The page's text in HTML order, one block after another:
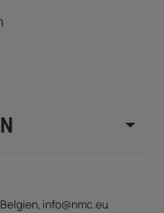
info@nmc.eu